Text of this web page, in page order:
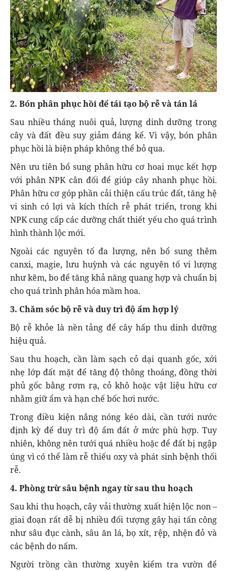
2. Bón phân phục hồi để tái tạo bộ rễ và tán lá
Sau nhiều tháng nuôi quả, lượng dinh dưỡng trong
cây và đất đều suy giảm đáng kể. Vì vậy, bón phân
phục hồi là biện pháp không thể bỏ qua.
Nên ưu tiên bổ sung phân hữu cơ hoai mục kết hợp
với phân NPK cân đối để giúp cây nhanh phục hồi.
Phân hữu cơ góp phần cải thiện cấu trúc đất, tăng hệ
vi sinh có lợi và kích thích rễ phát triển, trong khi
NPK cung cấp các dưỡng chất thiết yếu cho quá trình
hình thành lộc mới.
Ngoài các nguyên tố đa lượng, nên bổ sung thêm
canxi, magie, lưu huỳnh và các nguyên tố vi lượng
như kẽm, bo để tăng khả năng quang hợp và chuẩn bị
cho quá trình phân hóa mầm hoa.
3. Chăm sóc bộ rễ và duy trì độ ẩm hợp lý
Bộ rễ khỏe là nền tảng để cây hấp thu dinh dưỡng
hiệu quả.
Sau thu hoạch, cần làm sạch cỏ dại quanh gốc, xới
nhẹ lớp đất mặt để tăng độ thông thoáng, đồng thời
phủ gốc bằng rơm rạ, cỏ khô hoặc vật liệu hữu cơ
nhằm giữ ẩm và hạn chế bốc hơi nước.
Trong điều kiện nắng nóng kéo dài, cần tưới nước
định kỳ để duy trì độ ẩm đất ở mức phù hợp. Tuy
nhiên, không nên tưới quá nhiều hoặc để đất bị ngập
úng vì có thể làm rễ thiếu oxy và phát sinh bệnh thối
rễ.
4. Phòng trừ sâu bệnh ngay từ sau thu hoạch
Sau khi thu hoạch, cây vải thường xuất hiện lộc non –
giai đoạn rất dễ bị nhiều đối tượng gây hại tấn công
như sâu đục cành, sâu ăn lá, bọ xít, rệp, nhện đỏ và
các bệnh do nấm.
Người trồng cần thường xuyên kiểm tra vườn để